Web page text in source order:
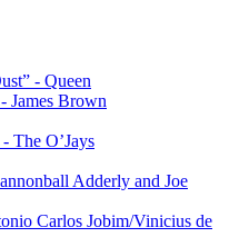
- Queen
James Brown
The O’Jays
Adderly and Joe
Carlos Jobim/Vinicius de